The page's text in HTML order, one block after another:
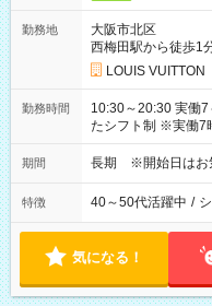
勤務地
大阪市北区
西梅田駅から徒歩1
LOUIS VUITTON
勤務時間
10:30～20:30 実働7～8時間／休憩1.5時間 営業時間に合わせ
たシフト制 ※実働7
可能
期間 長期 ※開始日はお
特徴 40～50代活躍中 /
気になる！